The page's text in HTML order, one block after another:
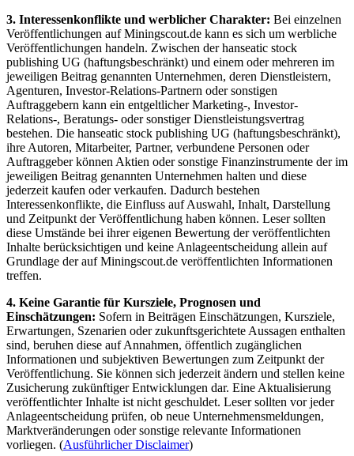
3. Interessenkonflikte und werblicher Charakter: Bei einzelnen
Veröffentlichungen auf Miningscout.de kann es sich um werbliche
Veröffentlichungen handeln. Zwischen der hanseatic stock
publishing UG (haftungsbeschränkt) und einem oder mehreren im
jeweiligen Beitrag genannten Unternehmen, deren Dienstleistern,
Agenturen, Investor-Relations-Partnern oder sonstigen
Auftraggebern kann ein entgeltlicher Marketing-, Investor-
Relations-, Beratungs- oder sonstiger Dienstleistungsvertrag
bestehen. Die hanseatic stock publishing UG (haftungsbeschränkt),
ihre Autoren, Mitarbeiter, Partner, verbundene Personen oder
Auftraggeber können Aktien oder sonstige Finanzinstrumente der im
jeweiligen Beitrag genannten Unternehmen halten und diese
jederzeit kaufen oder verkaufen. Dadurch bestehen
Interessenkonflikte, die Einfluss auf Auswahl, Inhalt, Darstellung
und Zeitpunkt der Veröffentlichung haben können. Leser sollten
diese Umstände bei ihrer eigenen Bewertung der veröffentlichten
Inhalte berücksichtigen und keine Anlageentscheidung allein auf
Grundlage der auf Miningscout.de veröffentlichten Informationen
treffen.
4. Keine Garantie für Kursziele, Prognosen und
Einschätzungen: Sofern in Beiträgen Einschätzungen, Kursziele,
Erwartungen, Szenarien oder zukunftsgerichtete Aussagen enthalten
sind, beruhen diese auf Annahmen, öffentlich zugänglichen
Informationen und subjektiven Bewertungen zum Zeitpunkt der
Veröffentlichung. Sie können sich jederzeit ändern und stellen keine
Zusicherung zukünftiger Entwicklungen dar. Eine Aktualisierung
veröffentlichter Inhalte ist nicht geschuldet. Leser sollten vor jeder
Anlageentscheidung prüfen, ob neue Unternehmensmeldungen,
Marktveränderungen oder sonstige relevante Informationen
vorliegen. (Ausführlicher Disclaimer)